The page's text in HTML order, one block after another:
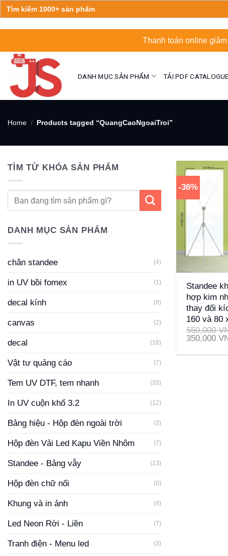
Search
for:
to
content
Thanh toán online
DANH MỤC SẢN PHẨM TẢI PDF CATALOGUE
Home / Products tagged “QuangCaoNgoaiTroi”
TÌM TỪ KHÓA SẢN PHẨM
Search
DANH MỤC SẢN PHẨM
chân standee (4)
in UV bồi fomex (1)
decal kính (8)
canvas (2)
decal (16)
Vật tư quảng cáo (7)
Tem UV DTF, tem nhanh (20)
In UV cuộn khổ 3.2 (12)
Bảng hiệu - Hộp đèn ngoài trời (3)
Hộp đèn Vải Led Kapu Viền Nhôm (7)
Standee - Bảng vẫy (13)
Hộp đèn chữ nổi (0)
Khung và in ảnh (4)
Led Neon Rời - Liền (7)
Tranh điện - Menu led (3)
-36%
Standee
hợp kim
thay đổi
160 và 80
550,000
350,000